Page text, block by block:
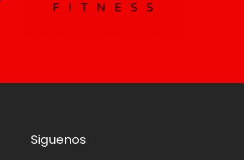
Siguenos